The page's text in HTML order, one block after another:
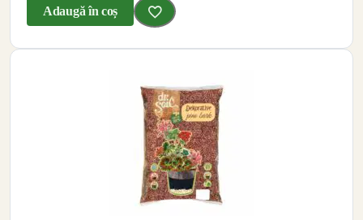
Adaugă în coș